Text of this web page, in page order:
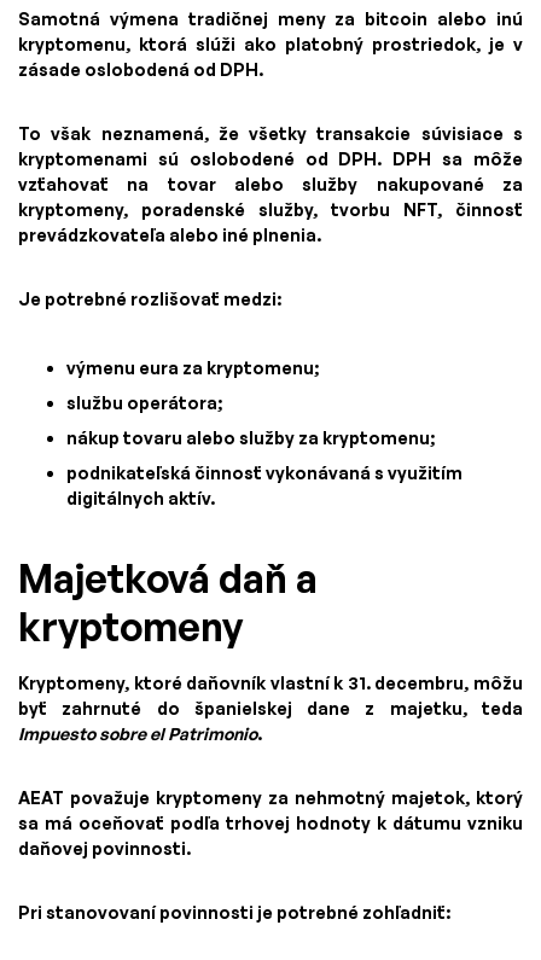
Samotná výmena tradičnej meny za bitcoin alebo inú
kryptomenu, ktorá slúži ako platobný prostriedok, je v
zásade oslobodená od DPH.
To však neznamená, že všetky transakcie súvisiace s
kryptomenami sú oslobodené od DPH. DPH sa môže
vzťahovať na tovar alebo služby nakupované za
kryptomeny, poradenské služby, tvorbu NFT, činnosť
prevádzkovateľa alebo iné plnenia.
Je potrebné rozlišovať medzi:
výmenu eura za kryptomenu;
službu operátora;
nákup tovaru alebo služby za kryptomenu;
podnikateľská činnosť vykonávaná s využitím
digitálnych aktív.
Majetková daň a
kryptomeny
Kryptomeny, ktoré daňovník vlastní k 31. decembru, môžu
byť zahrnuté do španielskej dane z majetku, teda
Impuesto sobre el Patrimonio.
AEAT považuje kryptomeny za nehmotný majetok, ktorý
sa má oceňovať podľa trhovej hodnoty k dátumu vzniku
daňovej povinnosti.
Pri stanovovaní povinnosti je potrebné zohľadniť: